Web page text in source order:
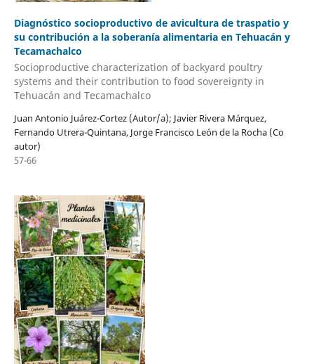
Diagnóstico socioproductivo de avicultura de traspatio y
su contribución a la soberanía alimentaria en Tehuacán y
Tecamachalco
Socioproductive characterization of backyard poultry
systems and their contribution to food sovereignty in
Tehuacán and Tecamachalco
Juan Antonio Juárez-Cortez (Autor/a); Javier Rivera Márquez,
Fernando Utrera-Quintana, Jorge Francisco León de la Rocha (Co
autor)
57-66